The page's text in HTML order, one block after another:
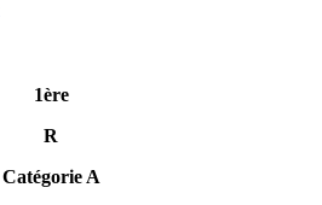
1ère
R
Catégorie A